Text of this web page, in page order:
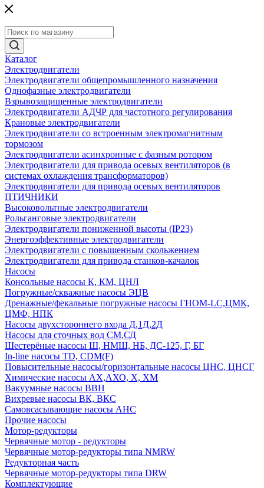
Каталог
Электродвигатели
Электродвигатели общепромышленного назначения
Однофазные электродвигатели
Взрывозащищенные электродвигатели
Электродвигатели АДЧР для частотного регулирования
Крановые электродвигатели
Электродвигатели со встроенным электромагнитным
тормозом
Электродвигатели асинхронные с фазным ротором
Электродвигатели для привода осевых вентиляторов (в
системах охлаждения трансформаторов)
Электродвигатели для привода осевых вентиляторов
ПТИЧНИКИ
Высоковольтные электродвигатели
Рольганговые электродвигатели
Электродвигатели пониженной высоты (IP23)
Энергоэффективные электродвигатели
Электродвигатели с повышенным скольжением
Электродвигатели для привода станков-качалок
Насосы
Консольные насосы К, КМ, ЦНЛ
Погружные/скважные насосы ЭЦВ
Дренажные/фекальные погружные насосы ГНОМ-LC,ЦМК,
ЦМФ, НПК
Насосы двухстороннего входа Д,1Д,2Д
Насосы для сточных вод СМ,СД
Шестерёные насосы Ш, НМШ, НБ, ДС-125, Г, БГ
In-line насосы TD, CDM(F)
Повысительные насосы/горизонтальные насосы ЦНС, ЦНСГ
Химические насосы АХ,АХО, Х, ХМ
Вакуумные насосы ВВН
Вихревые насосы ВК, ВКС
Самовсасывающие насосы АНС
Прочие насосы
Мотор-редукторы
Червячные мотор - редукторы
Червячные мотор-редукторы типа NMRW
Редукторная часть
Червячные мотор-редукторы типа DRW
Комплектующие